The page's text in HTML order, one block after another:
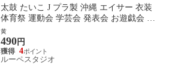
太鼓 たいこ J プラ製 沖縄 エイサー 衣装
体育祭 運動会 学芸会 発表会 お遊戯会 ダ
ンス 体操 踊り 鳴り物 楽器 幼児 子供 キッ
ズ 小学生 おもちゃ 民謡 琉球 室内
黄
490円
4
ルーペスタジオ